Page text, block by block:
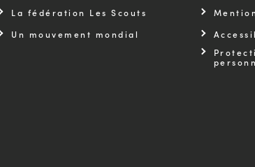
La fédération Les Scouts
Un mouvement mondial